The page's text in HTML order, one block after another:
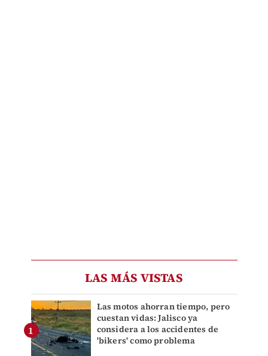
LAS MÁS VISTAS
Las motos ahorran tiempo, pero
cuestan vidas: Jalisco ya
considera a los accidentes de
'bikers' como problema